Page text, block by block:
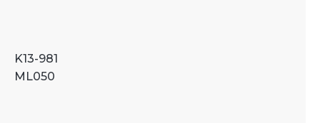
K13-981
ML050